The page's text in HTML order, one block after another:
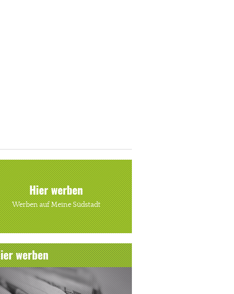
Hier werben
Werben auf Meine Südstadt